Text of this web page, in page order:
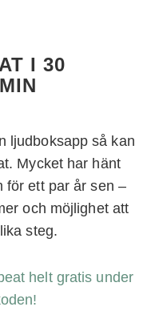
I 30
ljudboksapp så kan
Mycket har hänt
för ett par år sen –
och möjlighet att
steg.
helt gratis under